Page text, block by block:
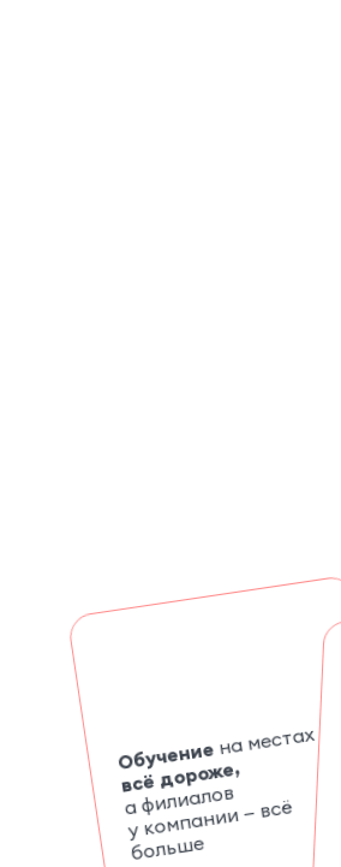
Обучениена местах
всё дороже,
а филиалов
у компании — всё
боль
ше